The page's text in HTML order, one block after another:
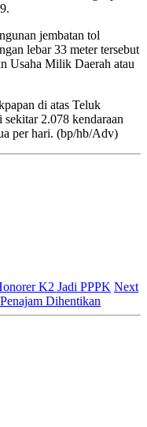
jembatan tol
lebar 33 meter tersebut
Usaha Milik Daerah atau
di atas Teluk
2.078 kendaraan
per hari. (bp/hb/Adv)
K2 Jadi PPPK Next
Dihentikan